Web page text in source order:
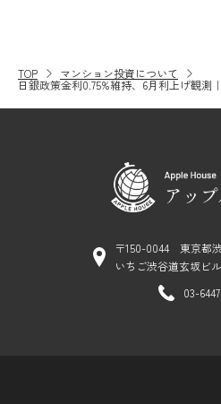
TOP マンション投資について
日銀政策金利0.75%維持、6月利上げ観測
〒150-0044 東京都
いちご渋谷道玄坂ビ
03-